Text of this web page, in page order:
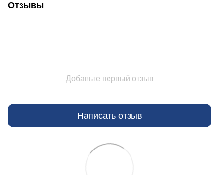
Отзывы
Добавьте первый отзыв
Написать отзыв